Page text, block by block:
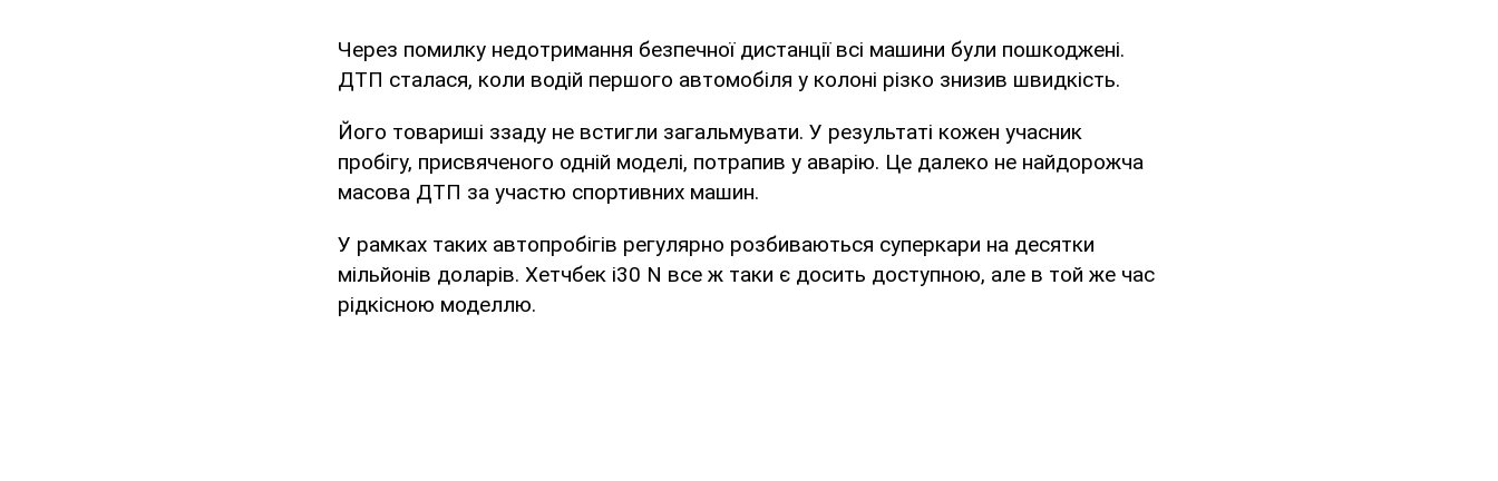
Через помилку недотримання безпечної дистанції всі машини були пошкоджені.
ДТП сталася, коли водій першого автомобіля у колоні різко знизив швидкість.
Його товариші ззаду не встигли загальмувати. У результаті кожен учасник
пробігу, присвяченого одній моделі, потрапив у аварію. Це далеко не найдорожча
масова ДТП за участю спортивних машин.
У рамках таких автопробігів регулярно розбиваються суперкари на десятки
мільйонів доларів. Хетчбек i30 N все ж таки є досить доступною, але в той же час
рідкісною моделлю.